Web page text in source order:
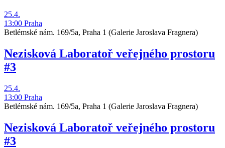
25.4.
13:00 Praha
Betlémské nám. 169/5a, Praha 1 (Galerie Jaroslava Fragnera)
Nezisková Laboratoř veřejného prostoru
#3
25.4.
13:00 Praha
Betlémské nám. 169/5a, Praha 1 (Galerie Jaroslava Fragnera)
Nezisková Laboratoř veřejného prostoru
#3